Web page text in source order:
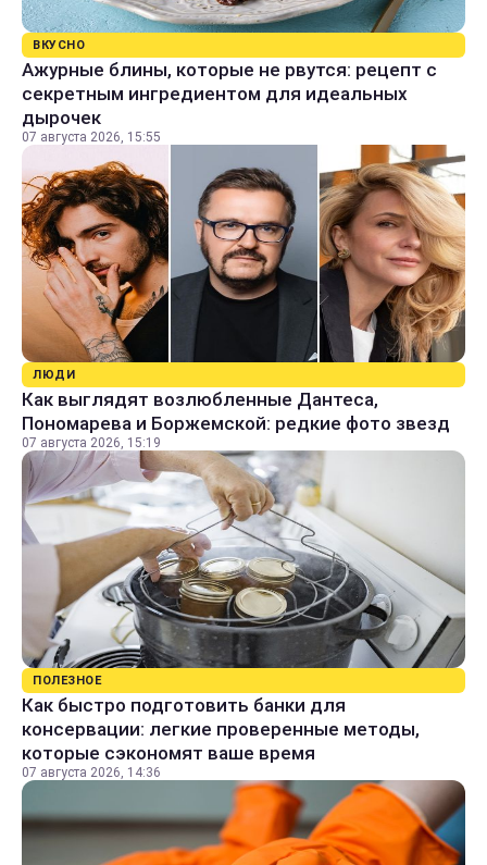
ВКУСНО
Ажурные блины, которые не рвутся: рецепт с
секретным ингредиентом для идеальных
дырочек
07 августа 2026, 15:55
ЛЮДИ
Как выглядят возлюбленные Дантеса,
Пономарева и Боржемской: редкие фото звезд
07 августа 2026, 15:19
ПОЛЕЗНОЕ
Как быстро подготовить банки для
консервации: легкие проверенные методы,
которые сэкономят ваше время
07 августа 2026, 14:36